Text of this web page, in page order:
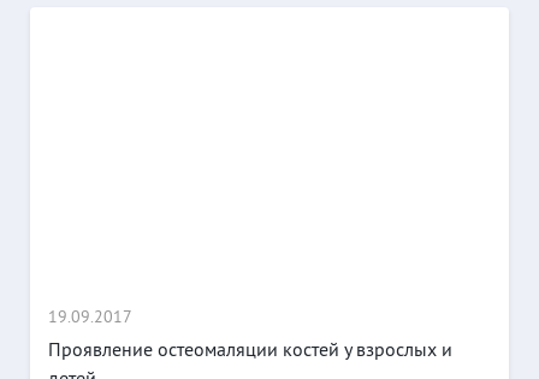
19.09.2017
Проявление остеомаляции костей у взрослых и